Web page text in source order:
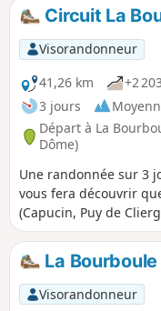
Circuit La
Visorandonneur
41,26 km
+2
3 jours
Départ à La
Dôme)
Une randonnée sur 3
vous fera découvrir
(Capucin, Puy de
la vallée de
terminer à la ville du
La
Visorandonneur